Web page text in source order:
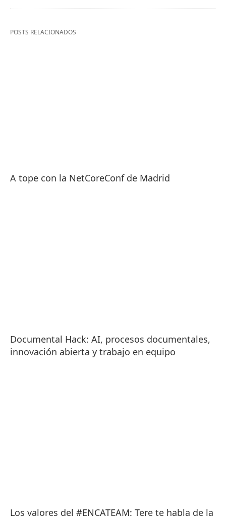
POSTS RELACIONADOS
A tope con la NetCoreConf de Madrid
Documental Hack: AI, procesos documentales,
innovación abierta y trabajo en equipo
Los valores del #ENCATEAM: Tere te habla de la